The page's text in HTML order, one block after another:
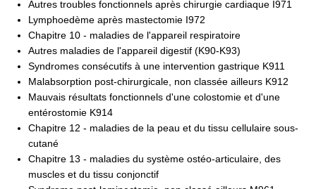
Autres troubles fonctionnels après chirurgie cardiaque I971
Lymphoedème après mastectomie I972
Chapitre 10 - maladies de l'appareil respiratoire
Autres maladies de l'appareil digestif (K90-K93)
Syndromes consécutifs à une intervention gastrique K911
Malabsorption post-chirurgicale, non classée ailleurs K912
Mauvais résultats fonctionnels d'une colostomie et d'une
entérostomie K914
Chapitre 12 - maladies de la peau et du tissu cellulaire sous-
cutané
Chapitre 13 - maladies du système ostéo-articulaire, des
muscles et du tissu conjonctif